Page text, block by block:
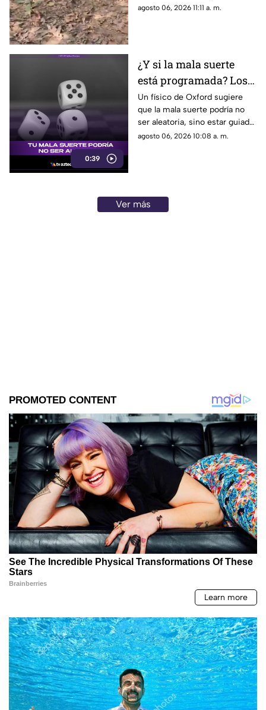
vida; un oficial fue reportado
agosto 06, 2026 11:11 a. m.
0:39
¿Y si la mala suerte
está programada? Los
patrones ocultos detrás
del azar
Un físico de Oxford sugiere
que la mala suerte podría no
ser aleatoria, sino estar guiada
por leyes ocultas y fuerzas
agosto 06, 2026 10:08 a. m.
Ver más